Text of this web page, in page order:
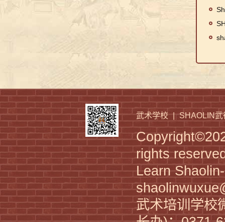
少林武校招生简章 KungFu Zen Meditation
少林武校招生计划 Shaolin KungFu Academy
武术学校 | SHAOLIN武
rights
Learn
武术培训学校